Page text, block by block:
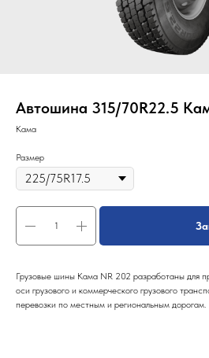
Автошина 315/70R22.5
Кама
Размер
Грузовые шины Кама NR 202 разработаны для
оси грузового и коммерческого грузового
перевозки по местным и региональным дорогам.